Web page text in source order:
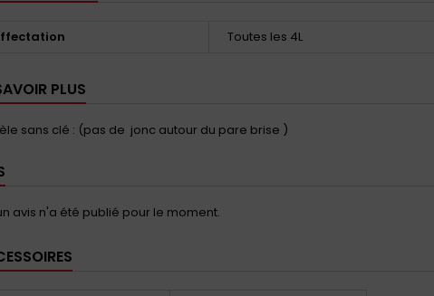
Toutes les 4L
PLUS
sans clé : (pas de jonc autour du pare brise )
avis n'a été publié pour le moment.